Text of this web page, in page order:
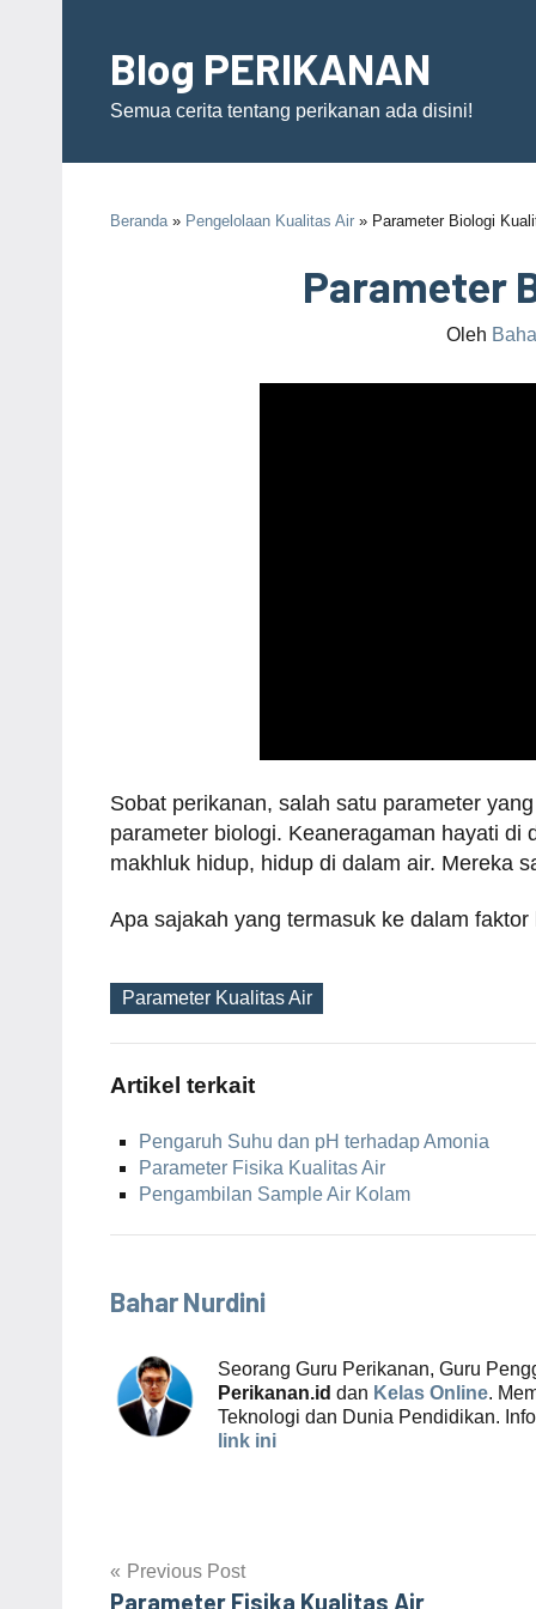
contentBlog PERIKANAN
Semua cerita tentang perikanan ada disini!
Beranda» Pengelolaan Kualitas Air » Parameter Biologi
Parameter
Oleh
Sobat perikanan, salah satu parameter
parameter biologi. Keaneragaman hayati di
makhluk hidup, hidup di dalam air. Mereka
Apa sajakah yang termasuk ke dalam
Tags
Parameter Kualitas Air
Artikel terkait
Pengaruh Suhu dan pH terhadap Amonia
Parameter Fisika Kualitas Air
Pengambilan Sample Air Kolam
Bahar Nurdini
Seorang Guru Perikanan, Guru
Perikanan.id dan Kelas Online.
Teknologi dan Dunia Pendidikan.
link ini
Previous Post
Parameter Fisika Kualitas Air